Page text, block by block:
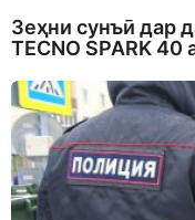
Зеҳни сунъӣ дар
TECNO SPARK 40